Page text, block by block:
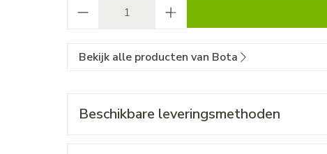
Bekijk alle producten van Bota
Beschikbare leveringsmethoden